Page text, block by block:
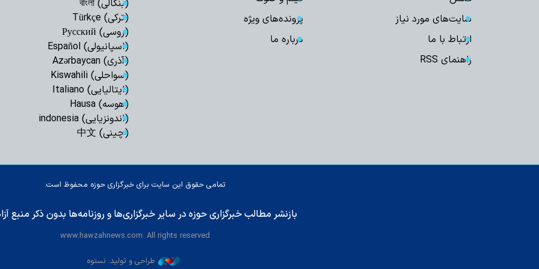
سایت‌های مورد نیاز
پرونده‌های ویژه
ارتباط با ما
درباره ما
راهنمای RSS
(بنگالی) বাংলা
(ترکی) Türkçe
(روسی) Русский
(اسپانیولی) Español
(آذری) Azərbaycan
(سواحلی) Kiswahili
(ایتالیایی) Italiano
(هوسه) Hausa
(اندونزیایی) indonesia
(چینی) 中文
تمامی حقوق این سایت برای خبرگزاری حوزه محفوظ است.
بازنشر مطالب خبرگزاری حوزه در سایر خبرگزاری‌ها و روزنامه‌ها بدون ذکر منبع
www.hawzahnews.com. All rights reserved
طراحی و تولید: نستوه